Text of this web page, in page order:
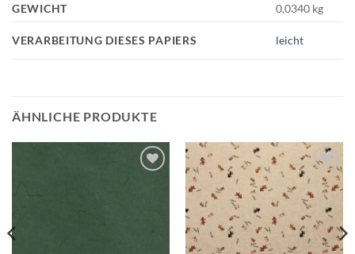
GEWICHT 0,0340 kg
VERARBEITUNG DIESES PAPIERS leicht
ÄHNLICHE PRODUKTE
Auf die
Wunschliste